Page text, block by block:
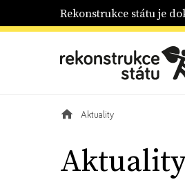
Rekonstrukce státu je
Aktuality